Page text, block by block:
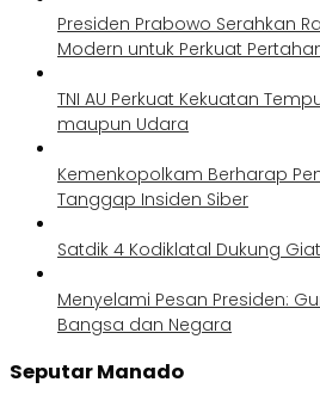
Presiden Prabowo Serahkan
Modern untuk Perkuat
TNI AU Perkuat Kekuatan
maupun Udara
Kemenkopolkam Berharap
Tanggap Insiden Siber
Satdik 4 Kodiklatal Dukung
Menyelami Pesan Presiden:
Bangsa dan Negara
Seputar Manado